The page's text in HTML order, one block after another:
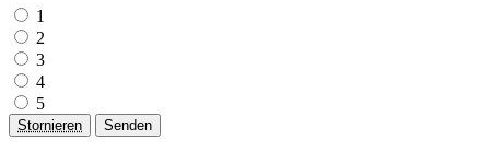
1
2
3
4
5
Stornieren Senden